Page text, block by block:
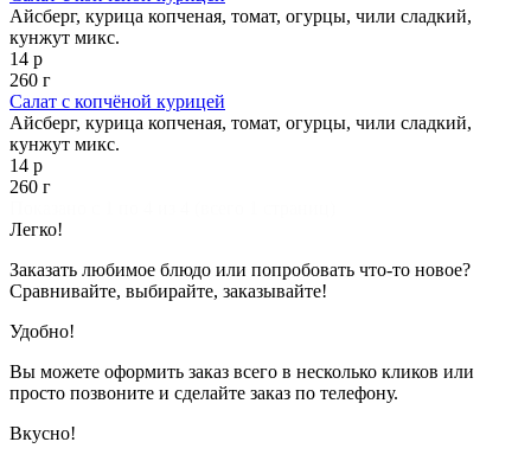
Айсберг, курица копченая, томат, огурцы, чили сладкий,
кунжут микс.
14 р
260 г
Салат с копчёной курицей
Айсберг, курица копченая, томат, огурцы, чили сладкий,
кунжут микс.
14 р
260 г
Легко!
Заказать любимое блюдо или попробовать что-то новое?
Сравнивайте, выбирайте, заказывайте!
Удобно!
Вы можете оформить заказ всего в несколько кликов или
просто позвоните и сделайте заказ по телефону.
Вкусно!